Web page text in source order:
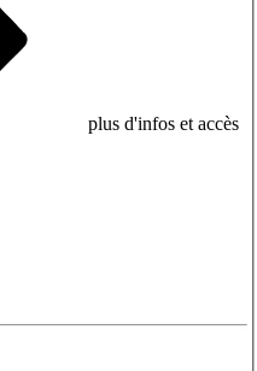
plus d'infos et accès